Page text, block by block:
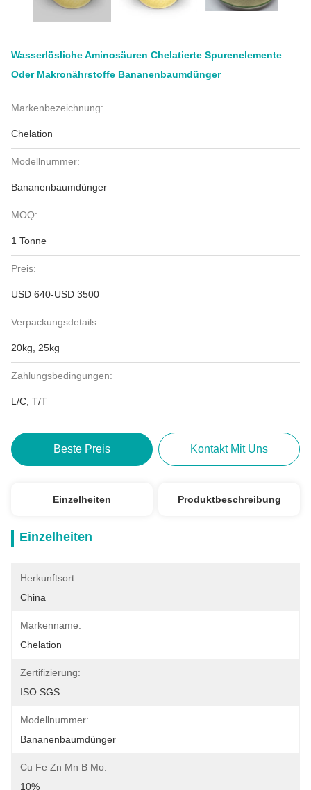
Wasserlösliche Aminosäuren Chelatierte Spurenelemente
Oder Makronährstoffe Bananenbaumdünger
Markenbezeichnung:
Chelation
Modellnummer:
Bananenbaumdünger
MOQ:
1 Tonne
Preis:
USD 640-USD 3500
Verpackungsdetails:
20kg, 25kg
Zahlungsbedingungen:
L/C, T/T
Beste Preis Kontakt Mit Uns
Einzelheiten Produktbeschreibung
Einzelheiten
Herkunftsort:
China
Markenname:
Chelation
Zertifizierung:
ISO SGS
Modellnummer:
Bananenbaumdünger
Cu Fe Zn Mn B Mo:
10%